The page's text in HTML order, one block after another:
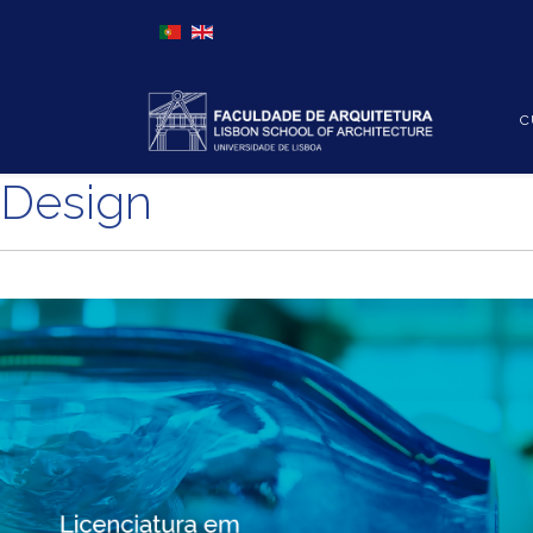
Escolha o seu idioma
Design